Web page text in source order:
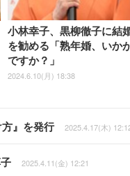
小林幸子、黒柳徹子に結
を勧める「熟年婚、いか
ですか？」
2024.6.10(月) 18:38
』を発行 2025.4.17(木)
2025.4.11(金) 12:21